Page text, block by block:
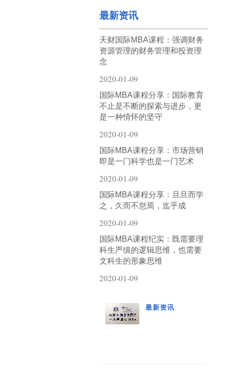
最新资讯
天财国际MBA课程：强调财务
资源管理的财务管理和投资理
念
2020-01-09
国际MBA课程分享：国际教育
不止是不断的探索与进步，更
是一种情怀的坚守
2020-01-09
国际MBA课程分享：市场营销
即是一门科学也是一门艺术
2020-01-09
国际MBA课程分享：旦旦而学
之，久而不怠焉，迄乎成
2020-01-09
国际MBA课程纪实：既需要理
科生严缜的逻辑思维，也需要
文科生的形象思维
2020-01-09
最新资讯